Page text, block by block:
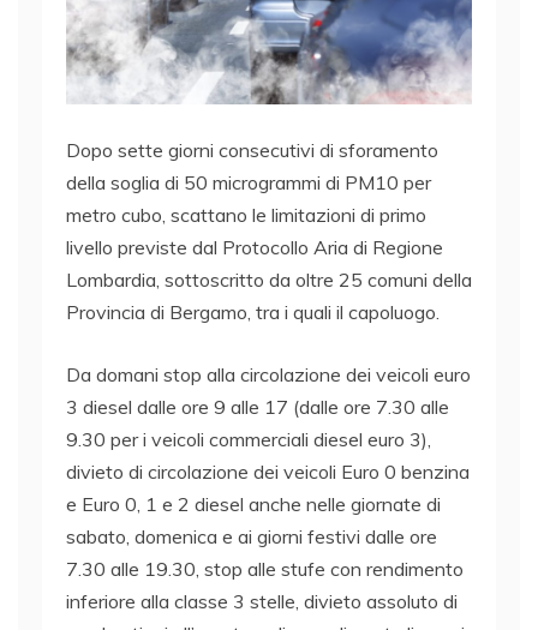
Dopo sette giorni consecutivi di sforamento
della soglia di 50 microgrammi di PM10 per
metro cubo, scattano le limitazioni di primo
livello previste dal Protocollo Aria di Regione
Lombardia, sottoscritto da oltre 25 comuni della
Provincia di Bergamo, tra i quali il capoluogo.
Da domani stop alla circolazione dei veicoli euro
3 diesel dalle ore 9 alle 17 (dalle ore 7.30 alle
9.30 per i veicoli commerciali diesel euro 3),
divieto di circolazione dei veicoli Euro 0 benzina
e Euro 0, 1 e 2 diesel anche nelle giornate di
sabato, domenica e ai giorni festivi dalle ore
7.30 alle 19.30, stop alle stufe con rendimento
inferiore alla classe 3 stelle, divieto assoluto di